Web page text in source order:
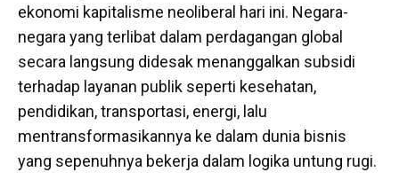
ekonomi kapitalisme neoliberal hari ini. Negara-
negara yang terlibat dalam perdagangan global
secara langsung didesak menanggalkan subsidi
terhadap layanan publik seperti kesehatan,
pendidikan, transportasi, energi, lalu
mentransformasikannya ke dalam dunia bisnis
yang sepenuhnya bekerja dalam logika untung rugi.